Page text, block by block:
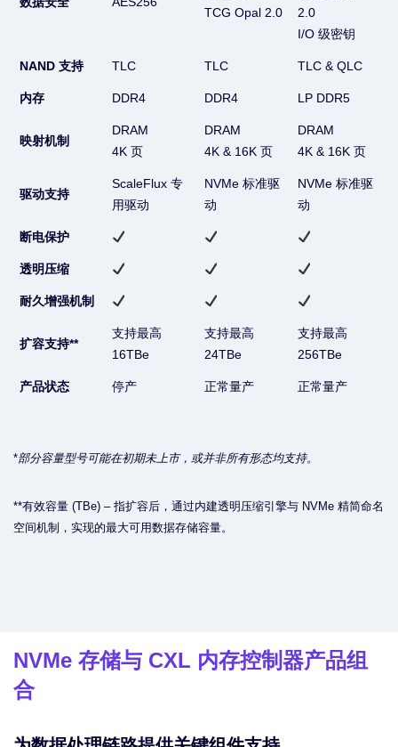
TCG Opal 2.0
2.0
I/O 级密钥
NAND 支持 TLC TLC TLC & QLC
内存 DDR4 DDR4 LP DDR5
映射机制
DRAM
4K 页
DRAM
4K & 16K 页
DRAM
4K & 16K 页
驱动支持
ScaleFlux 专
用驱动
NVMe 标准驱
动
NVMe 标准驱
动
断电保护
透明压缩
耐久增强机制
扩容支持**
支持最高
16TBe
支持最高
24TBe
支持最高
256TBe
产品状态 停产 正常量产 正常量产
*部分容量型号可能在初期未上市，或并非所有形态均支持。
**有效容量 (TBe) – 指扩容后，通过内建透明压缩引擎与 NVMe 精简命名
空间机制，实现的最大可用数据存储容量。
NVMe 存储与 CXL 内存控制器产品组
合